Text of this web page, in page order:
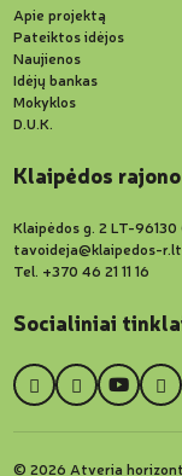
Apie projektą
Pateiktos idėjos
Naujienos
Idėjų bankas
Mokyklos
D.U.K.
Klaipėdos
Klaipėdos g. 2 LT-96130
tavoideja@klaipedos-r.lt
Tel. +370 46 21 11 16
Socialiniai
© 2026 Atveria